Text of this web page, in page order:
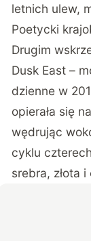
letnich ulew,
Poetycki
Drugim
Dusk East –
dzienne w
opierała się
wędrując
cyklu
srebra, złota